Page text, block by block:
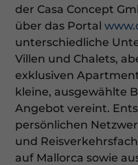
der Casa Concept
über das Portal
unterschiedliche
Villen und Chalets,
exklusiven
kleine, ausgewählte
Angebot vereint.
persönlichen
und
auf Mallorca sowie